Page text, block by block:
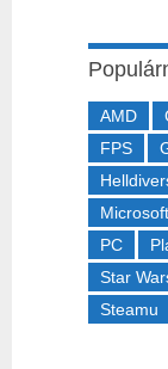
AMD
FPS
Microsoft
PC
Star
Steamu